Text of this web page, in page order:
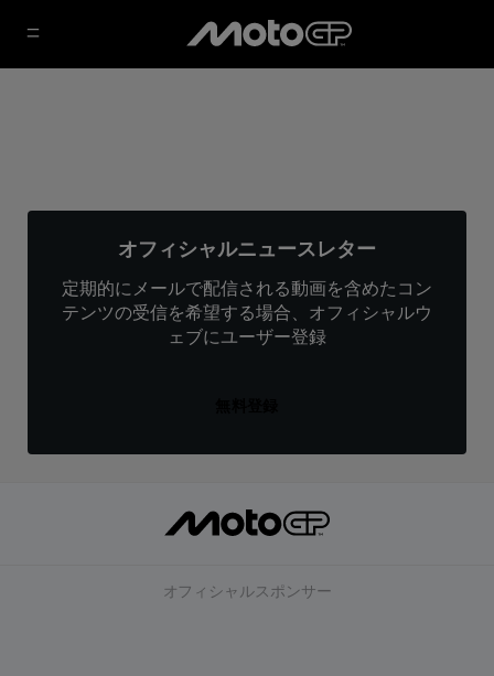
オフィシャルニュースレター
定期的にメールで配信される動画を含めたコン
テンツの受信を希望する場合、オフィシャルウ
ェブにユーザー登録
オフィシャルスポンサー